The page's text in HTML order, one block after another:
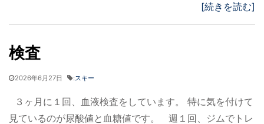
[続きを読む]
検査
2026年6月27日 :スキー
３ヶ月に１回、血液検査をしています。 特に気を付けて
見ているのが尿酸値と血糖値です。 週１回、ジムでトレ